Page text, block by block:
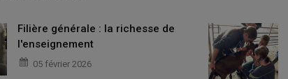
Filière générale : la richesse de
l'enseignement
05 février 2026